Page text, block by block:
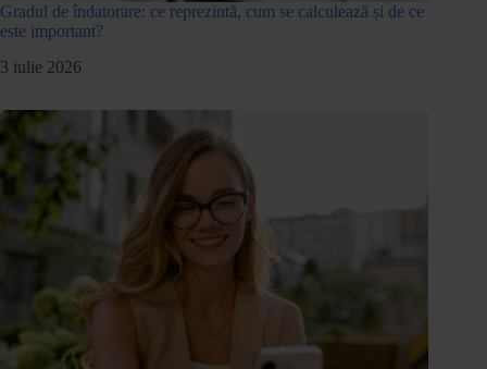
Gradul de îndatorare: ce reprezintă, cum se calculează și de ce
este important?
3 iulie 2026